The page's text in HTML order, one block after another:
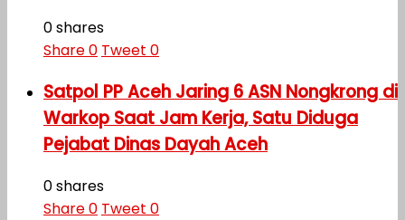
0 shares
Share0 Tweet 0
Satpol PP Aceh Jaring 6 ASN Nongkrong di
Warkop Saat Jam Kerja, Satu Diduga
Pejabat Dinas Dayah Aceh
0 shares
Share0 Tweet 0